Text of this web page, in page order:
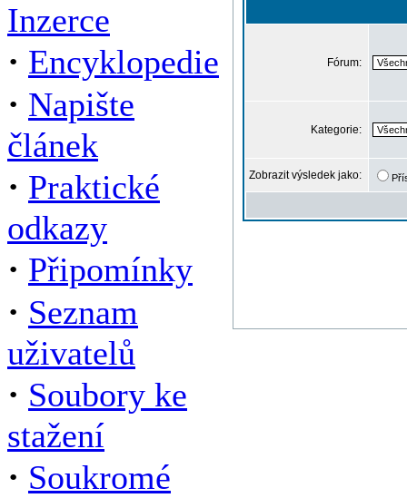
Inzerce
· Encyklopedie
· Napište
článek
· Praktické
odkazy
· Připomínky
· Seznam
uživatelů
· Soubory ke
stažení
· Soukromé
Fórum:
Kategorie:
Zobrazit výsledek jako: